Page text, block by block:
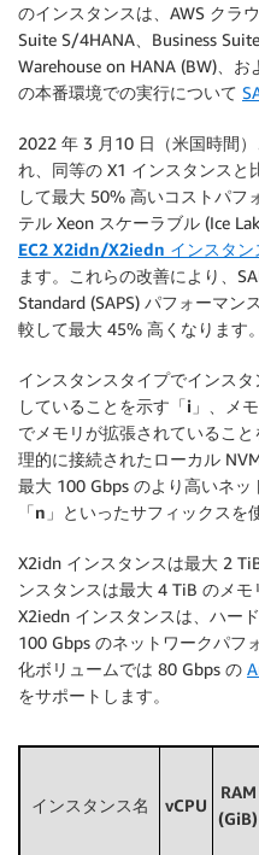
のインスタンスは、AWS クラ
Suite S/4HANA、Business
Warehouse on HANA (BW)、
の本番環境での実行について
2022 年 3 月10 日（米国時間）
れ、同等の X1 インスタンスと
して最大 50% 高いコストパフ
テル Xeon スケーラブル (Ice
EC2 X2idn/X2iedn インスタン
ます。
これらの改善により、
Standard (SAPS) パフォーマン
較して最大 45% 高くなります。
インスタンスタイプでインスタ
していることを示す「i 」、メ
でメモリが拡張されていること
理的に接続されたローカル
最大 100 Gbps のより高いネ
「n 」といったサフィックスを
X2idn インスタンスは最大 2
ンスタンスは最大 4 TiB のメ
X2iedn インスタンスは、ハー
100 Gbps のネットワークパフ
化ボリュームでは 80 Gbps の
をサポートします。
インスタンス名 vCPU
RAM
(GiB)